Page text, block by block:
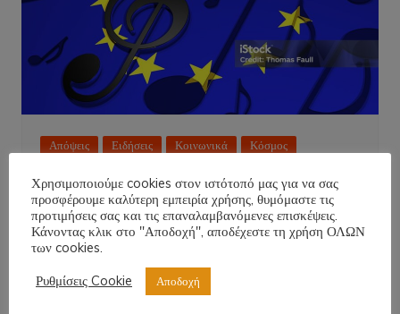
Απόψεις Ειδήσεις Κοινωνικά
Κόσμος
Η Ελλάδα φαβορί για την Eurovision!
NT 6 Μαΐου 2026
Χρησιμοποιούμε cookies στον ιστότοπό μας για να σας
προσφέρουμε καλύτερη εμπειρία χρήσης, θυμόμαστε τις
προτιμήσεις σας και τις επαναλαμβανόμενες επισκέψεις.
Κάνοντας κλικ στο "Αποδοχή", αποδέχεστε τη χρήση ΟΛΩΝ
των cookies.
Ρυθμίσεις Cookie
Αποδοχή